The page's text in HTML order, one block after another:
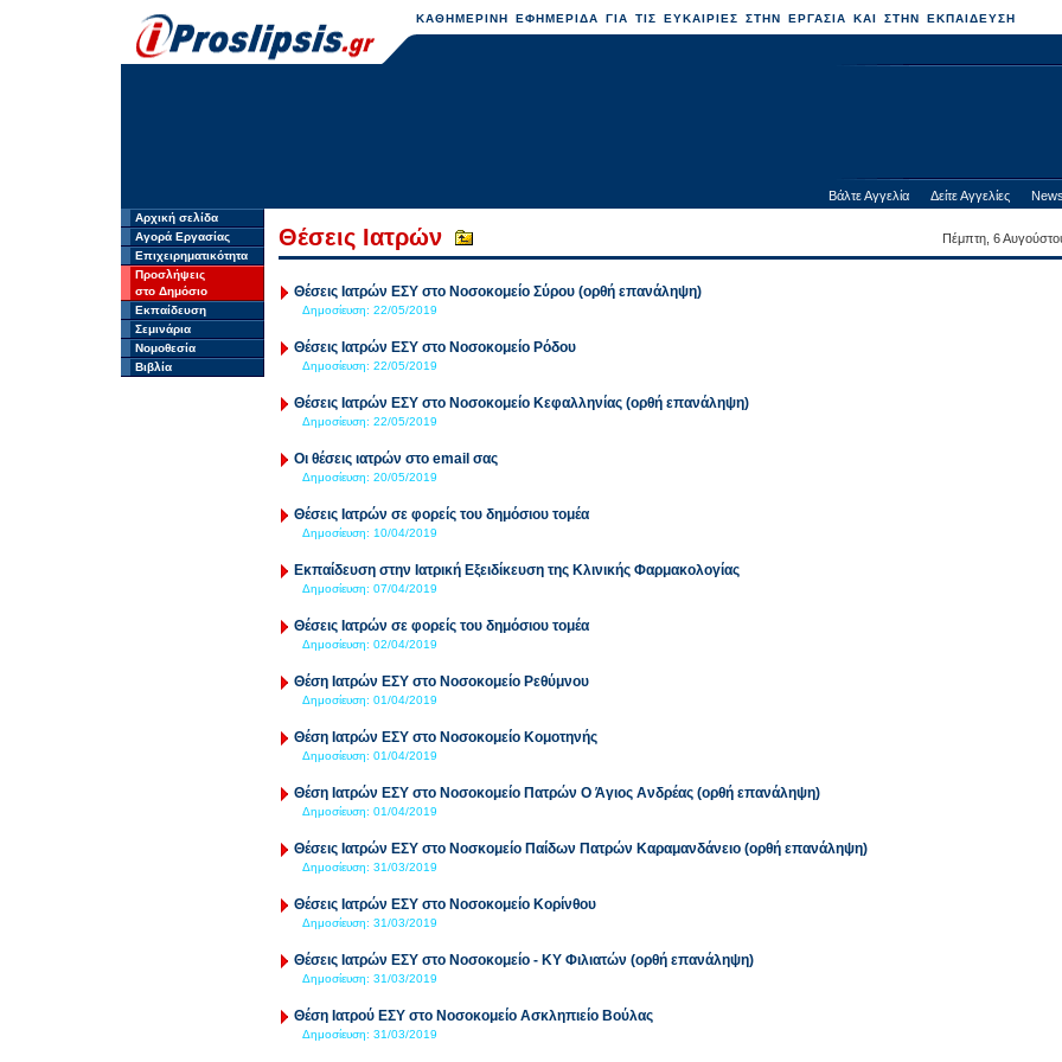
ΚΑΘΗΜΕΡΙΝΗ ΕΦΗΜΕΡΙΔΑ ΓΙΑ ΤΙΣ ΕΥΚΑΙΡΙΕΣ ΣΤΗΝ ΕΡΓΑΣΙΑ ΚΑΙ ΣΤΗΝ ΕΚΠΑΙΔΕΥΣΗ
Βάλτε Αγγελία Δείτε Αγγελίες
Αρχική σελίδα
Αγορά Εργασίας
Επιχειρηματικότητα
Προσλήψεις
στο Δημόσιο
Εκπαίδευση
Σεμινάρια
Νομοθεσία
Βιβλία
Θέσεις Ιατρών Πέμπτη, 6
Θέσεις Ιατρών ΕΣΥ στο Νοσοκομείο Σύρου (ορθή επανάληψη)
Δημοσίευση: 22/05/2019
Θέσεις Ιατρών ΕΣΥ στο Νοσοκομείο Ρόδου
Δημοσίευση: 22/05/2019
Θέσεις Ιατρών ΕΣΥ στο Νοσοκομείο Κεφαλληνίας (ορθή επανάληψη)
Δημοσίευση: 22/05/2019
Oι θέσεις ιατρών στο email σας
Δημοσίευση: 20/05/2019
Θέσεις Ιατρών σε φορείς του δημόσιου τομέα
Δημοσίευση: 10/04/2019
Εκπαίδευση στην Ιατρική Εξειδίκευση της Κλινικής Φαρμακολογίας
Δημοσίευση: 07/04/2019
Θέσεις Ιατρών σε φορείς του δημόσιου τομέα
Δημοσίευση: 02/04/2019
Θέση Ιατρών ΕΣΥ στο Νοσοκομείο Ρεθύμνου
Δημοσίευση: 01/04/2019
Θέση Ιατρών ΕΣΥ στο Νοσοκομείο Κομοτηνής
Δημοσίευση: 01/04/2019
Θέση Ιατρών ΕΣΥ στο Νοσοκομείο Πατρών Ο Άγιος Ανδρέας (ορθή επανάληψη)
Δημοσίευση: 01/04/2019
Θέσεις Ιατρών ΕΣΥ στο Νοσκομείο Παίδων Πατρών Καραμανδάνειο (ορθή επανάληψη)
Δημοσίευση: 31/03/2019
Θέσεις Ιατρών ΕΣΥ στο Νοσοκομείο Κορίνθου
Δημοσίευση: 31/03/2019
Θέσεις Ιατρών ΕΣΥ στο Νοσοκομείο - ΚΥ Φιλιατών (ορθή επανάληψη)
Δημοσίευση: 31/03/2019
Θέση Ιατρού ΕΣΥ στο Νοσοκομείο Ασκληπιείο Βούλας
Δημοσίευση: 31/03/2019